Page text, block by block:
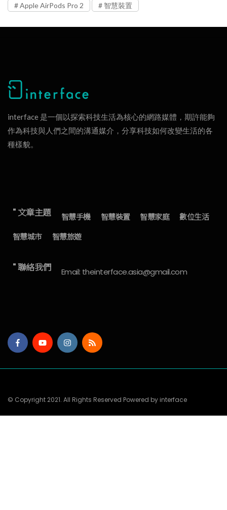
Apple AirPods Pro 2
智慧裝置
interface 是一個以探索科技生活為核心的網路媒體，期許能夠
作為科技與人們之間的溝通媒介，分享科技如何改變生活的各
種樣貌。
" 文章主題 智慧手機 智慧裝置 智慧家庭
數位生活
智慧城市
智慧旅遊
" 聯絡我們 Email: theinterface.asia@gmail.com
© Copyright 2021. All Rights Reserved Powered by interface